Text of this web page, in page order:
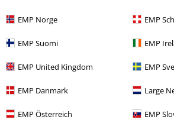
EMP Norge EMP
EMP Suomi EMP
EMP United Kingdom EMP
EMP Danmark Large
EMP Österreich EMP
More categories. More options.
Nyheder Tøj T-shirts & toppe Toppe
Store størrelser
Tøj T-shirts & toppe